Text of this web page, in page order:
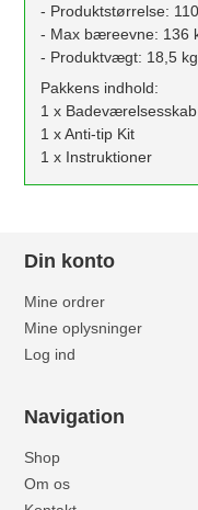
- Produktstørrelse:
- Max bæreevne: 136
- Produktvægt: 18,5 kg
Pakkens indhold:
1 x Badeværelsesskab
1 x Anti-tip Kit
1 x Instruktioner
Din konto
Mine ordrer
Mine oplysninger
Log ind
Navigation
Shop
Om os